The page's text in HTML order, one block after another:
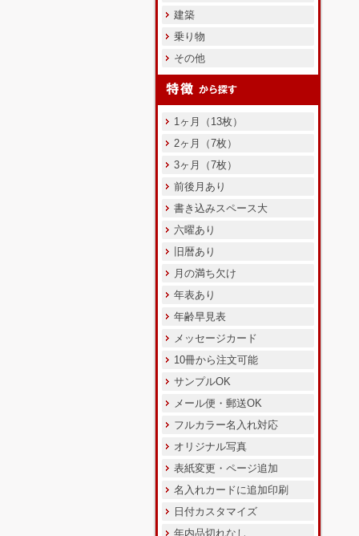
建築
乗り物
その他
1ヶ月（13枚）
2ヶ月（7枚）
3ヶ月（7枚）
前後月あり
書き込みスペース大
六曜あり
旧暦あり
月の満ち欠け
年表あり
年齢早見表
メッセージカード
10冊から注文可能
サンプルOK
メール便・郵送OK
フルカラー名入れ対応
オリジナル写真
表紙変更・ページ追加
名入れカードに追加印刷
日付カスタマイズ
年内品切れなし